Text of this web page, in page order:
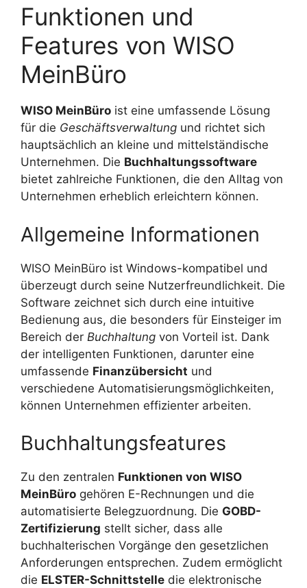
Funktionen und
Features von WISO
MeinBüro
WISO MeinBüro ist eine umfassende Lösung
für die Geschäftsverwaltung und richtet sich
hauptsächlich an kleine und mittelständische
Unternehmen. Die Buchhaltungssoftware
bietet zahlreiche Funktionen, die den Alltag von
Unternehmen erheblich erleichtern können.
Allgemeine Informationen
WISO MeinBüro ist Windows-kompatibel und
überzeugt durch seine Nutzerfreundlichkeit. Die
Software zeichnet sich durch eine intuitive
Bedienung aus, die besonders für Einsteiger im
Bereich der Buchhaltung von Vorteil ist. Dank
der intelligenten Funktionen, darunter eine
umfassende Finanzübersicht und
verschiedene Automatisierungsmöglichkeiten,
können Unternehmen effizienter arbeiten.
Buchhaltungsfeatures
Zu den zentralen Funktionen von WISO
MeinBüro gehören E-Rechnungen und die
automatisierte Belegzuordnung. Die GOBD-
Zertifizierung stellt sicher, dass alle
buchhalterischen Vorgänge den gesetzlichen
Anforderungen entsprechen. Zudem ermöglicht
die ELSTER-Schnittstelle die elektronische